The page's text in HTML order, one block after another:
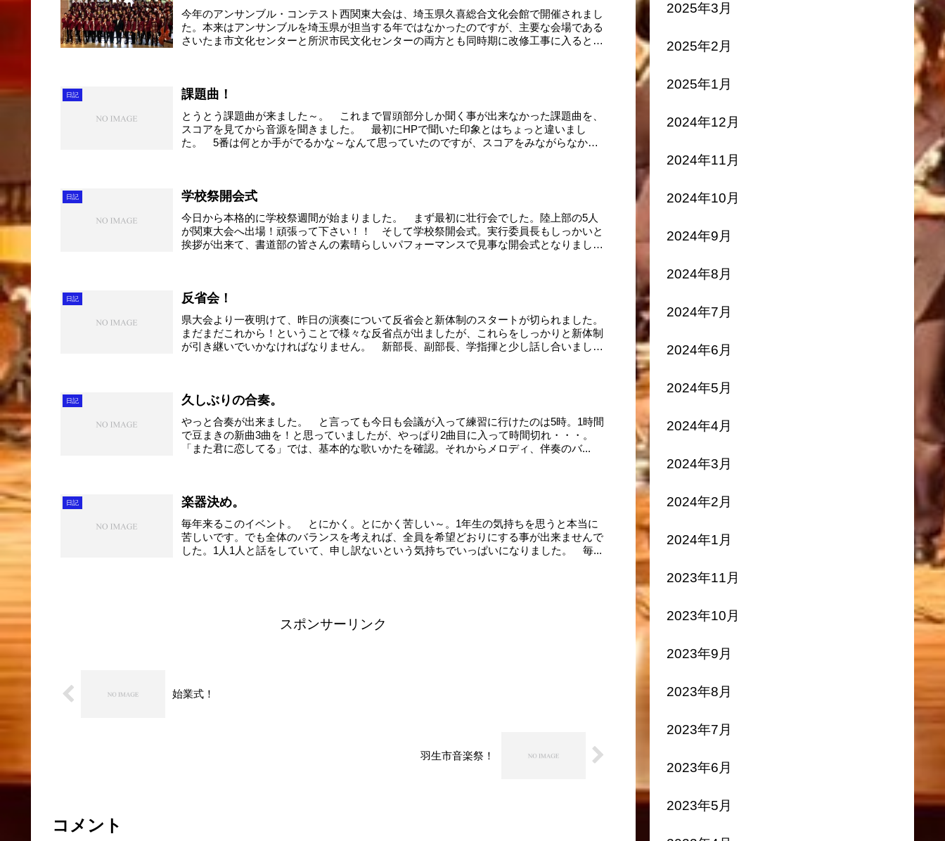
今年のアンサンブル・コンテスト西関東大会は、埼玉県久喜総合文化会館で開催されまし
た。本来はアンサンブルを埼玉県が担当する年ではなかったのですが、主要な会場である
さいたま市文化センターと所沢市民文化センターの両方とも同時期に改修工事に入ると
日記 課題曲！
とうとう課題曲が来ました～。 これまで冒頭部分しか聞く事が出来なかった課題曲を、
スコアを見てから音源を聞きました。 最初にHPで聞いた印象とはちょっと違いまし
た。 5番は何とか手がでるかな～なんて思っていたのですが、スコアをみながらなかな
日記 学校祭開会式
今日から本格的に学校祭週間が始まりました。 まず最初に壮行会でした。陸上部の5人
が関東大会へ出場！頑張って下さい！！ そして学校祭開会式。実行委員長もしっかいと
挨拶が出来て、書道部の皆さんの素晴らしいパフォーマンスで見事な開会式となりまし
日記 反省会！
県大会より一夜明けて、昨日の演奏について反省会と新体制のスタートが切られました。
まだまだこれから！ということで様々な反省点が出ましたが、これらをしっかりと新体制
が引き継いでいかなければなりません。 新部長、副部長、学指揮と少し話し合いまし
日記 久しぶりの合奏。
やっと合奏が出来ました。 と言っても今日も会議が入って練習に行けたのは5時。1時間
で豆まきの新曲3曲を！と思っていましたが、やっぱり2曲目に入って時間切れ・・・。
「また君に恋してる」では、基本的な歌いかたを確認。それからメロディ、伴奏のバ...
日記 楽器決め。
毎年来るこのイベント。 とにかく。とにかく苦しい～。1年生の気持ちを思うと本当に
苦しいです。でも全体のバランスを考えれば、全員を希望どおりにする事が出来ませんで
した。1人1人と話をしていて、申し訳ないという気持ちでいっぱいになりました。 毎...
スポンサーリンク
始業式！
羽生市音楽祭！
コメント
2025年3月
2025年2月
2025年1月
2024年12月
2024年11月
2024年10月
2024年9月
2024年8月
2024年7月
2024年6月
2024年5月
2024年4月
2024年3月
2024年2月
2024年1月
2023年11月
2023年10月
2023年9月
2023年8月
2023年7月
2023年6月
2023年5月